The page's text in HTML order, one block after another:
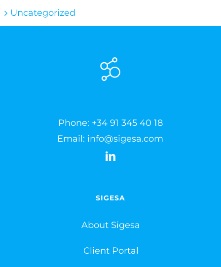
Uncategorized
Phone: +34 91 345 40 18
Email: info@sigesa.com
SIGESA
About Sigesa
Client Portal